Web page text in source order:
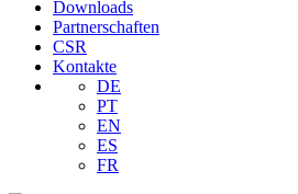
Downloads
Partnerschaften
CSR
Kontakte
DE
PT
EN
ES
FR